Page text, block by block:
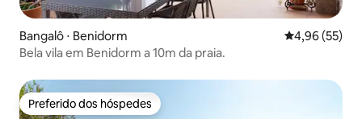
Bangalô ⋅ Benidorm 4,96 de uma
4,96 (55)
Bela vila em Benidorm a 10m da praia.
Preferido dos hóspedes
Preferido dos hóspedes